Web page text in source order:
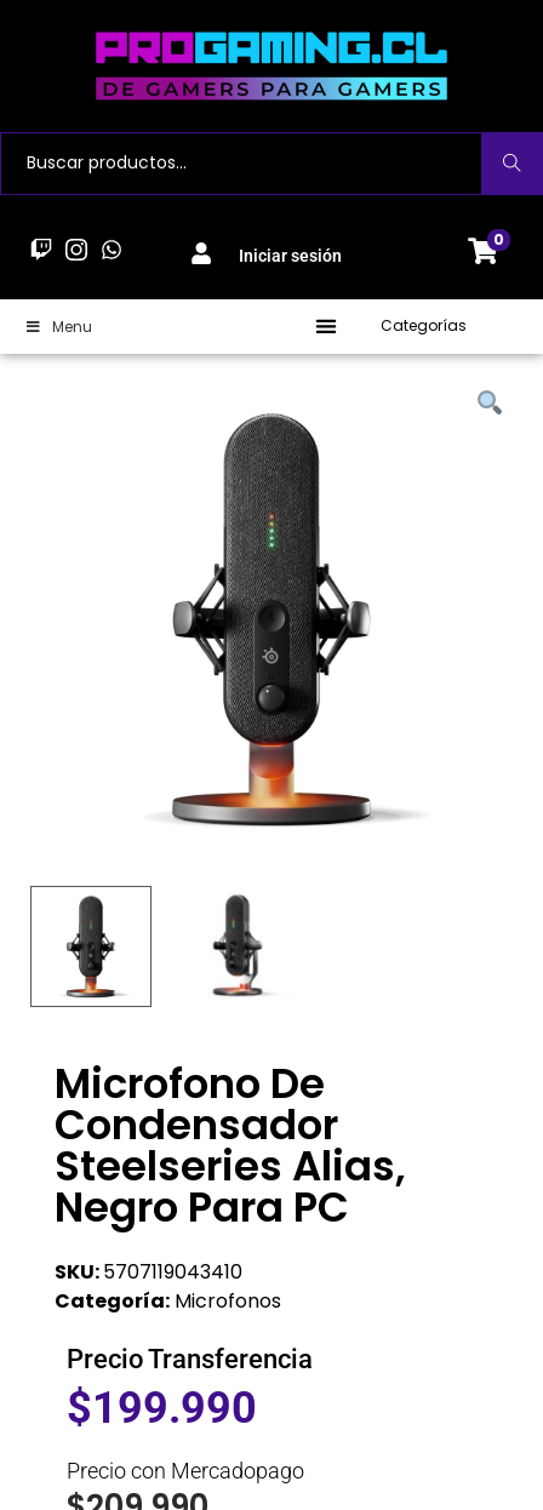
Buscar
Iniciar sesión
0
Menu Categorías
Microfono De
Condensador
Steelseries Alias,
Negro Para PC
SKU:5707119043410
Categoría: Microfonos
Precio Transferencia
$199.990
Precio con Mercadopago